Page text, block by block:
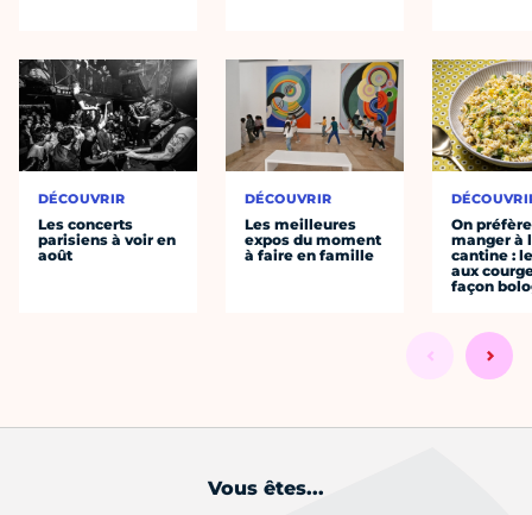
DÉCOUVRIR
Les concerts
parisiens à voir en
août
DÉCOUVRIR
Les meilleures
expos du moment
à faire en famille
On préfère
manger à
cantine :
aux
façon
Vous êtes...